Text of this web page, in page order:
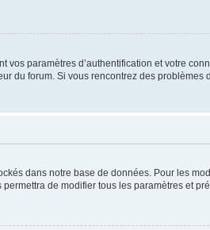
paramètres d’authentification et votre
du forum. Si vous rencontrez des
dans notre base de données. Pour les
de modifier tous les paramètres et